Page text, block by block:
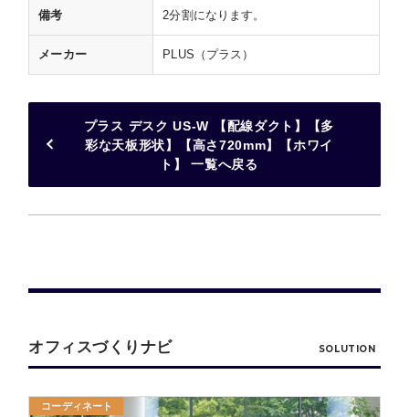
備考 2分割になります。
メーカー PLUS（プラス）
プラス デスク US-W 【配線ダクト】【多
彩な天板形状】【高さ720mm】【ホワイ
ト】 一覧へ戻る
オフィスづくりナビ SOLUTION
コーディネート